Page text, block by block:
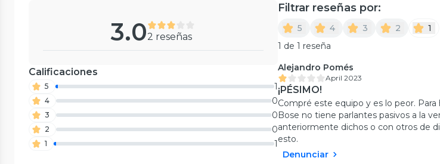
3.02 reseñas
Calificaciones
5 1
4 0
3 0
2 0
1 1
Filtrar reseñas por:
5 4 3 2
1
1 de 1 reseña
Alejandro Pomés
April 2023
¡PÉSIMO!
Compré este equipo y es lo peor.
Bose no tiene parlantes pasivos a la
anteriormente dichos o con otros de
esto.
Denunciar